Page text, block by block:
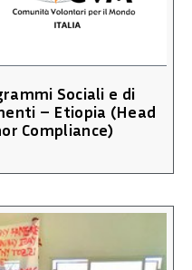
Sociali e di
– Etiopia (Head
Compliance)